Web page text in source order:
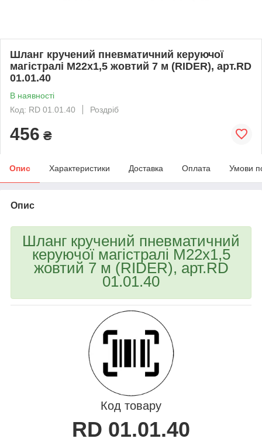
Шланг кручений пневматичний керуючої
магістралі М22х1,5 жовтий 7 м (RIDER), арт.RD
01.01.40
В наявності
Код: RD 01.01.40
Роздріб
456 ₴
Опис Характеристики Доставка Оплата Умови
Опис
Шланг кручений пневматичний
керуючої магістралі М22х1,5
жовтий 7 м (RIDER), арт.RD
01.01.40
Код товару
RD 01.01.40